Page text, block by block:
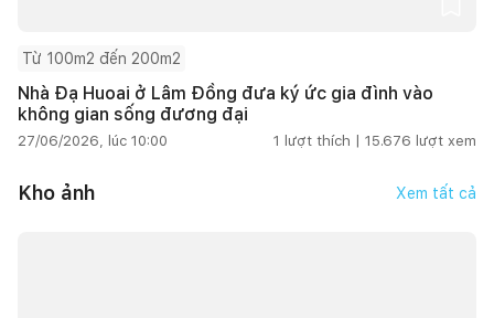
Từ 100m2 đến 200m2
Nhà Đạ Huoai ở Lâm Đồng đưa ký ức gia đình vào
không gian sống đương đại
27/06/2026, lúc 10:00 1 lượt thích | 15.676 lượt xem
Kho ảnh Xem tất cả